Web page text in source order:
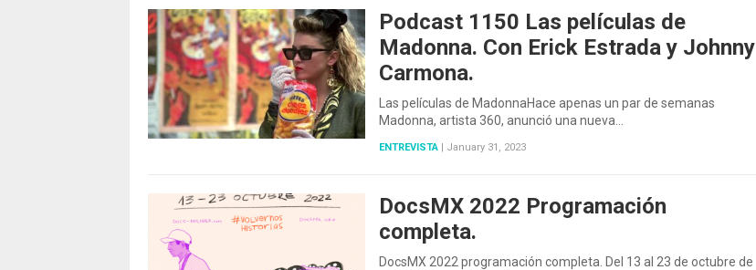
Podcast 1150 Las películas de
Madonna. Con Erick Estrada y Johnny
Carmona.
Las películas de MadonnaHace apenas un par de semanas
Madonna, artista 360, anunció una nueva…
ENTREVISTA | January 31, 2023
DocsMX 2022 Programación
completa.
DocsMX 2022 programación completa. Del 13 al 23 de octubre de